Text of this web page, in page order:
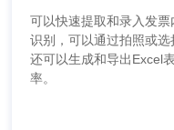
可以快速提取和录入发
识别，可以通过拍照或选
还可以生成和导出Excel
率。